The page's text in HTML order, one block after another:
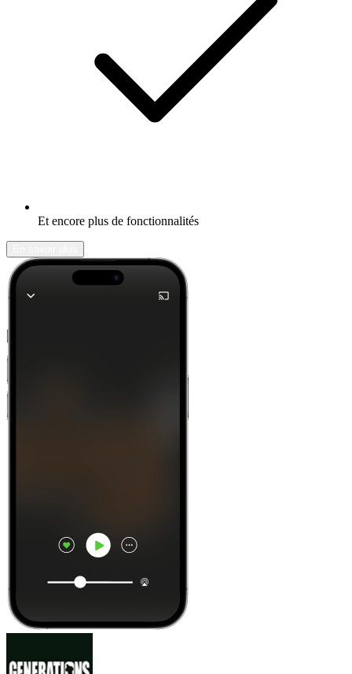
Et encore plus de fonctionnalités